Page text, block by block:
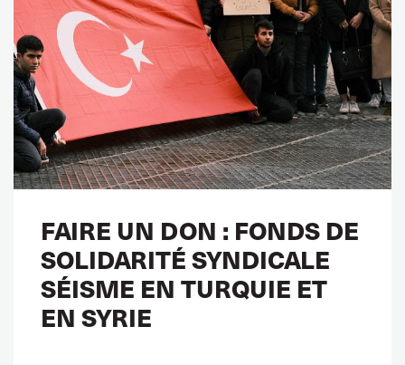
FAIRE UN DON : FONDS DE
SOLIDARITÉ SYNDICALE
SÉISME EN TURQUIE ET
EN SYRIE